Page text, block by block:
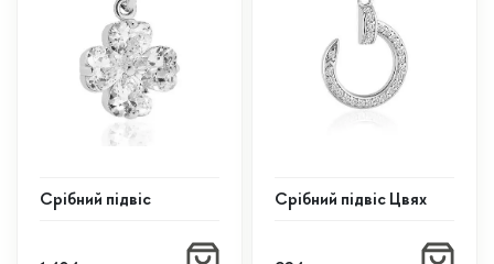
Срібний підвіс Срібний підвіс Цвях